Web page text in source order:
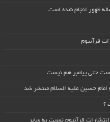
ظهور انجام شده است
قرآنیوم
حتی پیامبر هم نیست
امام حسین علیه السلام منتشر شد
؟
قرآنیوم نسبت به سایر